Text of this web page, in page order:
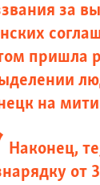
за
пришла
на
Наконец,
от